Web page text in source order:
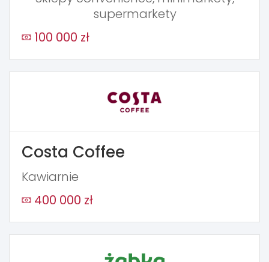
supermarkety
100 000 zł
Costa Coffee
Kawiarnie
400 000 zł